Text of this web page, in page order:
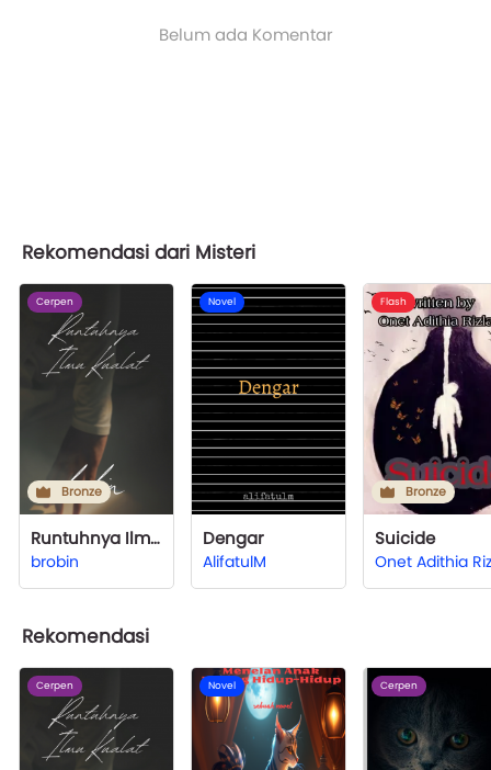
Belum ada Komentar
Rekomendasi dari Misteri
Cerpen
Bronze
Runtuhnya Ilmu Kualat
brobin
Novel
Dengar
AlifatulM
Flash
Bronze
Suicide
Rekomendasi
Cerpen Novel Cerpen